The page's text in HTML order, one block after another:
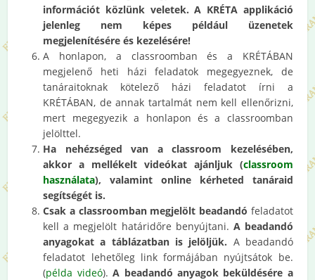
információt közlünk veletek. A KRÉTA applikáció
jelenleg nem képes például üzenetek
megjelenítésére és kezelésére!
A honlapon, a classroomban és a KRÉTÁBAN
megjelenő heti házi feladatok megegyeznek, de
tanáraitoknak kötelező házi feladatot írni a
KRÉTÁBAN, de annak tartalmát nem kell ellenőrizni,
mert megegyezik a honlapon és a classroomban
jelölttel.
Ha nehézséged van a classroom kezelésében,
akkor a mellékelt videókat ajánljuk (classroom
használata), valamint online kérheted tanáraid
segítségét is.
Csak a classroomban megjelölt beadandó feladatot
kell a megjelölt határidőre benyújtani. A beadandó
anyagokat a táblázatban is jelöljük. A beadandó
feladatot lehetőleg link formájában nyújtsátok be.
(példa videó).A beadandó anyagok beküldésére a